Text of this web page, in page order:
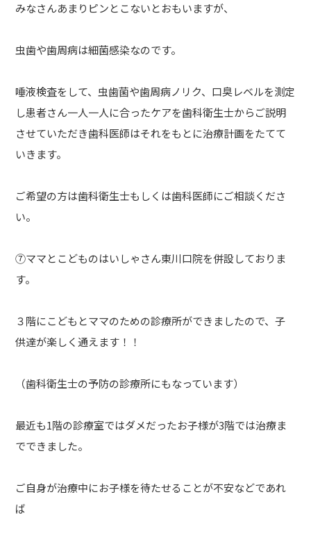
みなさんあまりピンとこないとおもいますが、
虫歯や歯周病は細菌感染なのです。
唾液検査をして、虫歯菌や歯周病ノリク、口臭レベルを測定
し患者さん一人一人に合ったケアを歯科衛生士からご説明
させていただき歯科医師はそれをもとに治療計画をたてて
いきます。
ご希望の方は歯科衛生士もしくは歯科医師にご相談くださ
い。
⑦ママとこどものはいしゃさん東川口院を併設しておりま
す。
３階にこどもとママのための診療所ができましたので、子
供達が楽しく通えます！！
（歯科衛生士の予防の診療所にもなっています）
最近も1階の診療室ではダメだったお子様が3階では治療ま
でできました。
ご自身が治療中にお子様を待たせることが不安などであれ
ば